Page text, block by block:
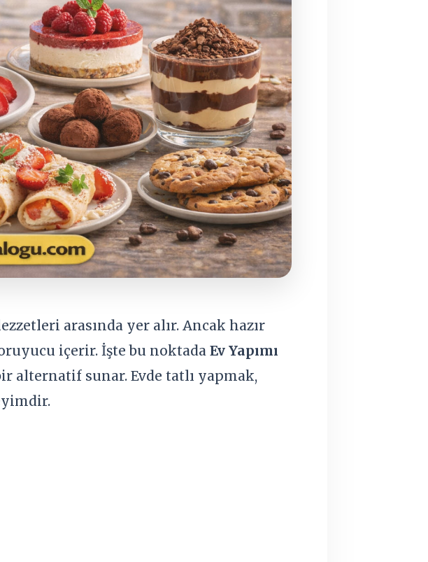
arasında yer alır. Ancak hazır
içerir. İşte bu noktada Ev Yapımı
alternatif sunar. Evde tatlı yapmak,